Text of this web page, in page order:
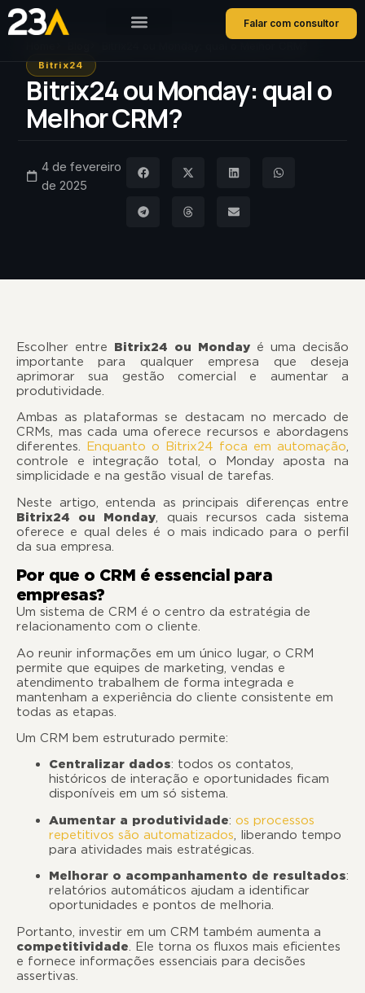
Falar com consultor
Bitrix24
Bitrix24 ou Monday: qual o
Melhor CRM?
4 de fevereiro
de 2025
Escolher entre Bitrix24 ou Monday é uma decisão
importante para qualquer empresa que deseja
aprimorar sua gestão comercial e aumentar a
produtividade.
Ambas as plataformas se destacam no mercado de
CRMs, mas cada uma oferece recursos e abordagens
diferentes.
Enquanto o Bitrix24 foca em automação,
controle e integração total, o Monday aposta na
simplicidade e na gestão visual de tarefas.
Neste artigo, entenda as principais diferenças entre
Bitrix24 ou Monday, quais recursos cada sistema
oferece e qual deles é o mais indicado para o perfil
da sua empresa.
Por que o CRM é essencial para
empresas?
Um sistema de CRM é o centro da estratégia de
relacionamento com o cliente.
Ao reunir informações em um único lugar, o CRM
permite que equipes de marketing, vendas e
atendimento trabalhem de forma integrada e
mantenham a experiência do cliente consistente em
todas as etapas.
Um CRM bem estruturado permite:
Centralizar dados: todos os contatos,
históricos de interação e oportunidades ficam
disponíveis em um só sistema.
Aumentar a produtividade: os processos
repetitivos são automatizados, liberando tempo
para atividades mais estratégicas.
Melhorar o acompanhamento de resultados:
relatórios automáticos ajudam a identificar
oportunidades e pontos de melhoria.
Portanto, investir em um CRM também aumenta a
competitividade . Ele torna os fluxos mais eficientes
e fornece informações essenciais para decisões
assertivas.